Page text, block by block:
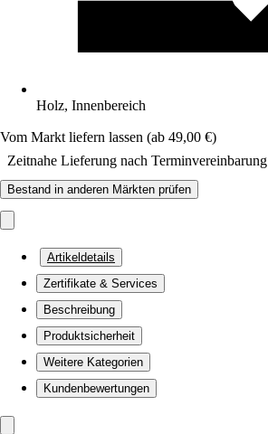
Holz, Innenbereich
Vom Markt liefern lassen (ab 49,00 €)
Zeitnahe Lieferung nach Terminvereinbarung
Bestand in anderen Märkten prüfen
Artikeldetails
Zertifikate & Services
Beschreibung
Produktsicherheit
Weitere Kategorien
Kundenbewertungen